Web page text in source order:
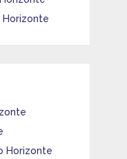
Horizonte
Horizonte